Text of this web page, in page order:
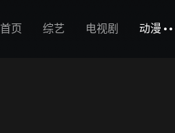
首页 综艺 电视剧 动漫